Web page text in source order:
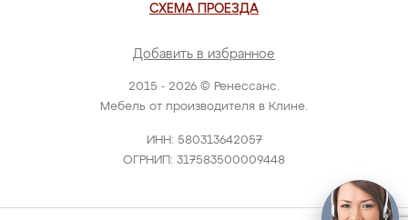
2015 - 2026 © Ренессанс.
Мебель от производителя в Клине.
ИНН: 580313642057
ОГРНИП: 317583500009448
СХЕМА ПРОЕЗДА
Добавить в избранное